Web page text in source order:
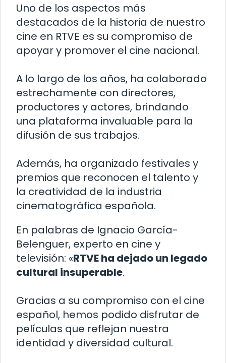
Uno de los aspectos más
destacados de la historia de nuestro
cine en RTVE es su compromiso de
apoyar y promover el cine nacional.
A lo largo de los años, ha colaborado
estrechamente con directores,
productores y actores, brindando
una plataforma invaluable para la
difusión de sus trabajos.
Además, ha organizado festivales y
premios que reconocen el talento y
la creatividad de la industria
cinematográfica española.
En palabras de Ignacio García-
Belenguer, experto en cine y
televisión: «RTVE ha dejado un legado
cultural insuperable.
Gracias a su compromiso con el cine
español, hemos podido disfrutar de
películas que reflejan nuestra
identidad y diversidad cultural.